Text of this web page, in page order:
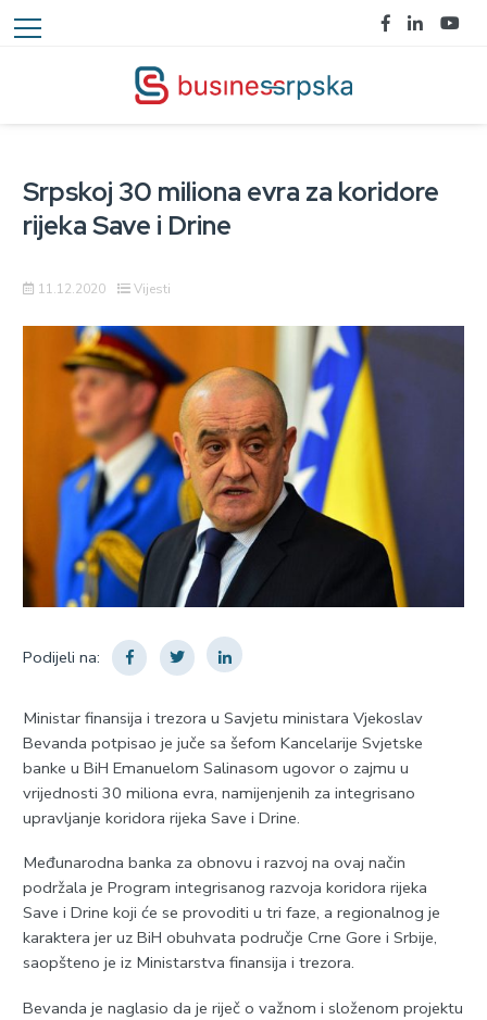
Srpskoj 30 miliona evra za koridore
rijeka Save i Drine
11.12.2020 Vijesti
Podijeli na:
Ministar finansija i trezora u Savjetu ministara Vjekoslav
Bevanda potpisao je juče sa šefom Kancelarije Svjetske
banke u BiH Emanuelom Salinasom ugovor o zajmu u
vrijednosti 30 miliona evra, namijenjenih za integrisano
upravljanje koridora rijeka Save i Drine.
Međunarodna banka za obnovu i razvoj na ovaj način
podržala je Program integrisanog razvoja koridora rijeka
Save i Drine koji će se provoditi u tri faze, a regionalnog je
karaktera jer uz BiH obuhvata područje Crne Gore i Srbije,
saopšteno je iz Ministarstva finansija i trezora.
Bevanda je naglasio da je riječ o važnom i složenom projektu